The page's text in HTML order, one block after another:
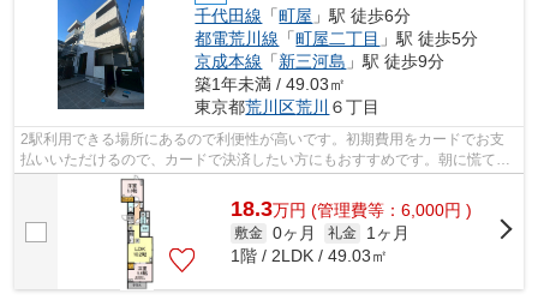
千代田線 「町屋 」駅 徒歩6分
都電荒川線 「町屋二丁目 」駅 徒歩5分
京成本線 「新三河島 」駅 徒歩9分
築1年未満 / 49.03㎡
東京都荒川区荒川 ６丁目
2駅利用できる場所にあるので利便性が高いです。初期費用をカードでお支
払いいただけるので、カードで決済したい方にもおすすめです。朝に慌てる
ことなく行動するために駅から徒歩6分...
18.3万円 (管理費等：6,000円 )
敷金 0ヶ月 礼金
1ヶ月
1階 / 2LDK / 49.03㎡